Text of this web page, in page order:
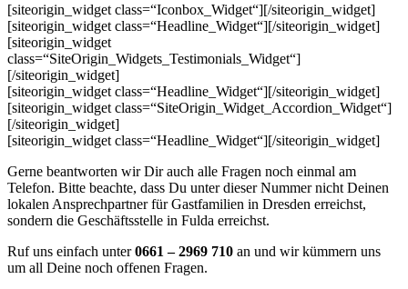
[siteorigin_widget class=“Iconbox_Widget“][/siteorigin_widget]
[siteorigin_widget class=“Headline_Widget“][/siteorigin_widget]
[siteorigin_widget
class=“SiteOrigin_Widgets_Testimonials_Widget“]
[/siteorigin_widget]
[siteorigin_widget class=“Headline_Widget“][/siteorigin_widget]
[siteorigin_widget class=“SiteOrigin_Widget_Accordion_Widget“]
[/siteorigin_widget]
[siteorigin_widget class=“Headline_Widget“][/siteorigin_widget]
Gerne beantworten wir Dir auch alle Fragen noch einmal am
Telefon. Bitte beachte, dass Du unter dieser Nummer nicht Deinen
lokalen Ansprechpartner für Gastfamilien in Dresden erreichst,
sondern die Geschäftsstelle in Fulda erreichst.
Ruf uns einfach unter0661 – 2969 710 an und wir kümmern uns
um all Deine noch offenen Fragen.